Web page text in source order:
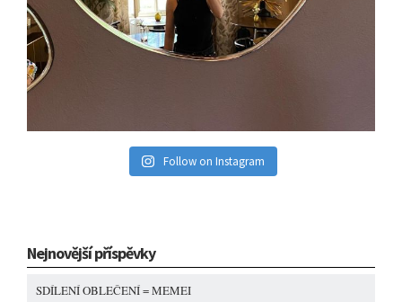
Follow on Instagram
Nejnovější příspěvky
SDÍLENÍ OBLEČENÍ = MEMEI